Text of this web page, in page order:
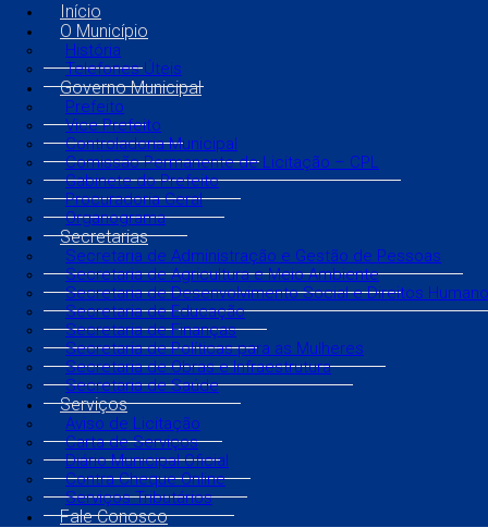
Início
O Município
História
Telefones Úteis
Governo Municipal
Prefeito
Vice Prefeito
Controladoria Municipal
Comissão Permanente de Licitação – CPL
Gabinete do Prefeito
Procuradoria Geral
Organograma
Secretarias
Secretaria de Administração e Gestão de Pessoas
Secretaria de Agricultura e Meio Ambiente
Secretaria de Desenvolvimento Social e Direitos
Secretaria de Educação
Secretaria de Finanças
Secretaria de Políticas para as Mulheres
Secretaria de Obras e Infraestrutura
Secretaria de Saúde
Serviços
Aviso de Licitação
Carta de Serviços
Diário Municipal Oficial
Contra Cheque Online
Serviços Tributários
Fale Conosco